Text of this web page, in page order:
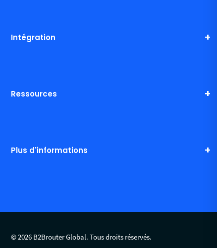
Intégration
Ressources
Plus d'informations
© 2026 B2Brouter Global. Tous droits réservés.